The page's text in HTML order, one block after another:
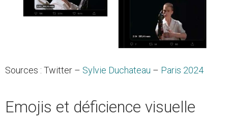
Sources : Twitter – Sylvie Duchateau – Paris 2024
Emojis et déficience visuelle